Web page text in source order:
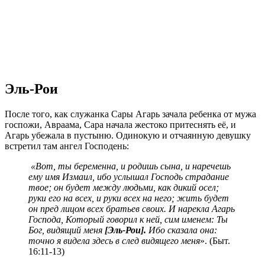
Эль-Рои
После того, как служанка Сары Агарь зачала ребенка от мужа
госпожи, Авраама, Сара начала жестоко притеснять её, и
Агарь убежала в пустыню. Одинокую и отчаянную девушку
встретил там ангел Господень:
«Вот, ты беременна, и родишь сына, и наречешь
ему имя Измаил, ибо услышал Господь страдание
твое; он будет между людьми, как дикий осел;
руки его на всех, и руки всех на него; жить будет
он пред лицом всех братьев своих. И нарекла Агарь
Господа, Который говорил к ней, сим именем: Ты
Бог, видящий меня [Эль-Рои]. Ибо сказала она:
точно я видела здесь в след видящего меня». (Быт.
16:11-13)